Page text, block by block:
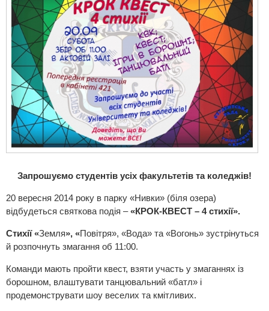
Запрошуємо студентів усіх факультетів та коледжів!
20 вересня 2014 року в парку «Нивки» (біля озера)
відбудеться святкова подія –«КРОК-КВЕСТ – 4 стихії».
Стихії «Земля», «Повітря», «Вода» та «Вогонь» зустрінуться
й розпочнуть змагання об 11:00.
Команди мають пройти квест, взяти участь у змаганнях із
борошном, влаштувати танцювальний «батл» і
продемонструвати шоу веселих та кмітливих.